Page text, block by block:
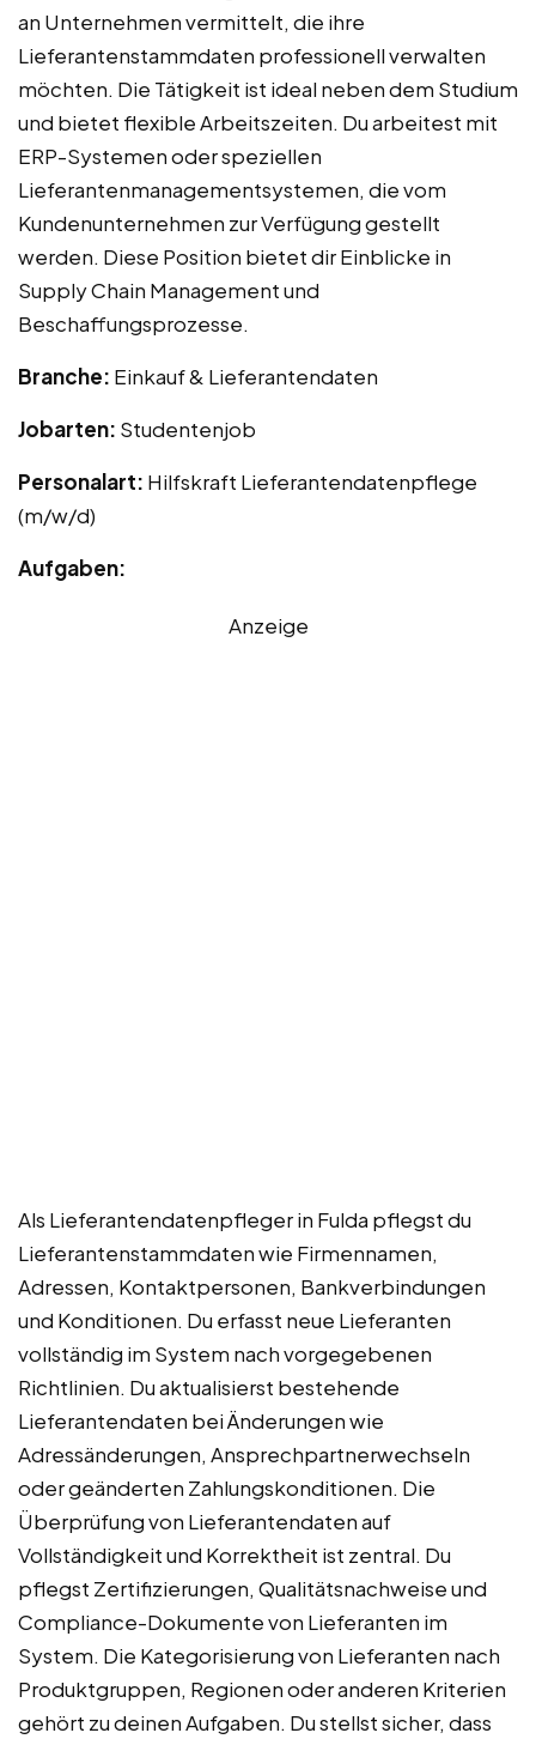
an Unternehmen vermittelt, die ihre
Lieferantenstammdaten professionell verwalten
möchten. Die Tätigkeit ist ideal neben dem Studium
und bietet flexible Arbeitszeiten. Du arbeitest mit
ERP-Systemen oder speziellen
Lieferantenmanagementsystemen, die vom
Kundenunternehmen zur Verfügung gestellt
werden. Diese Position bietet dir Einblicke in
Supply Chain Management und
Beschaffungsprozesse.
Branche: Einkauf & Lieferantendaten
Jobarten: Studentenjob
Personalart: Hilfskraft Lieferantendatenpflege
(m/w/d)
Aufgaben:
Anzeige
Als Lieferantendatenpfleger in Fulda pflegst du
Lieferantenstammdaten wie Firmennamen,
Adressen, Kontaktpersonen, Bankverbindungen
und Konditionen. Du erfasst neue Lieferanten
vollständig im System nach vorgegebenen
Richtlinien. Du aktualisierst bestehende
Lieferantendaten bei Änderungen wie
Adressänderungen, Ansprechpartnerwechseln
oder geänderten Zahlungskonditionen. Die
Überprüfung von Lieferantendaten auf
Vollständigkeit und Korrektheit ist zentral. Du
pflegst Zertifizierungen, Qualitätsnachweise und
Compliance-Dokumente von Lieferanten im
System. Die Kategorisierung von Lieferanten nach
Produktgruppen, Regionen oder anderen Kriterien
gehört zu deinen Aufgaben. Du stellst sicher, dass